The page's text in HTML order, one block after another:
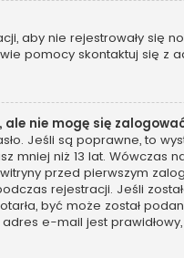
aby nie rejestrowały
pomocy skontaktuj się z
ale nie mogę się
Jeśli są poprawne, to
mniej niż 13 lat. Wówczas
przed pierwszym
rejestracji. Jeśli
być może został
e-mail jest